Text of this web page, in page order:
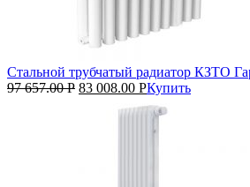
Стальной трубчатый радиатор КЗТО
97 657.00Р 83 008.00 РКупить